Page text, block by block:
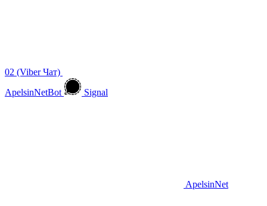
02 (Viber Чат)
ApelsinNetBot
Signal
ApelsinNet